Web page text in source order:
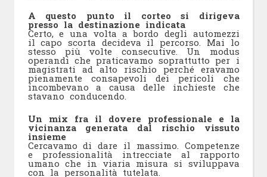
A questo punto il corteo si dirigeva
presso la destinazione indicata
Certo, e una volta a bordo degli automezzi
il capo scorta decideva il percorso. Mai lo
stesso più volte consecutive. Un modus
operandi che praticavamo soprattutto per i
magistrati ad alto rischio perché eravamo
pienamente consapevoli dei pericoli che
incombevano a causa delle inchieste che
stavano conducendo.
Un mix fra il dovere professionale e la
vicinanza generata dal rischio vissuto
insieme
Cercavamo di dare il massimo. Competenze
e professionalità intrecciate al rapporto
umano che in viaria misura si sviluppava
con la personalità tutelata.